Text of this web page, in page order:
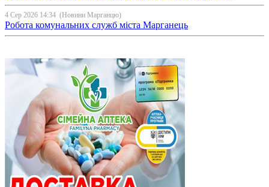
4 Сер 2026 14:34 (Новини Марганцю)
Робота комунальних служб міста Марганець